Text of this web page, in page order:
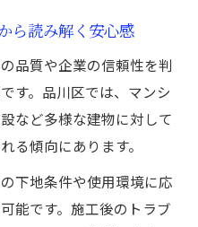
り前に確認したい注
の実績から判断する安
ら読み解く安心感
品質や企業の信頼性を判
す。品川区では、マンシ
など多様な建物に対して
る傾向にあります。
下地条件や使用環境に応
能です。施工後のトラブ